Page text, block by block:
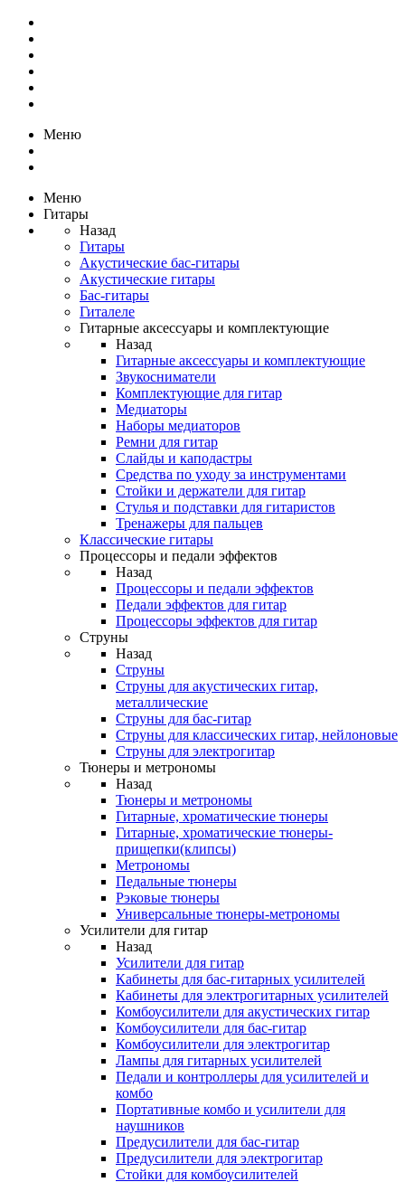
Меню
Меню
Гитары
Назад
Гитары
Акустические бас-гитары
Акустические гитары
Бас-гитары
Гиталеле
Гитарные аксессуары и комплектующие
Назад
Гитарные аксессуары и комплектующие
Звукосниматели
Комплектующие для гитар
Медиаторы
Наборы медиаторов
Ремни для гитар
Слайды и каподастры
Средства по уходу за инструментами
Стойки и держатели для гитар
Стулья и подставки для гитаристов
Тренажеры для пальцев
Классические гитары
Процессоры и педали эффектов
Назад
Процессоры и педали эффектов
Педали эффектов для гитар
Процессоры эффектов для гитар
Струны
Назад
Струны
Струны для акустических гитар,
металлические
Струны для бас-гитар
Струны для классических гитар, нейлоновые
Струны для электрогитар
Тюнеры и метрономы
Назад
Тюнеры и метрономы
Гитарные, хроматические тюнеры
Гитарные, хроматические тюнеры-
прищепки(клипсы)
Метрономы
Педальные тюнеры
Рэковые тюнеры
Универсальные тюнеры-метрономы
Усилители для гитар
Назад
Усилители для гитар
Кабинеты для бас-гитарных усилителей
Кабинеты для электрогитарных усилителей
Комбоусилители для акустических гитар
Комбоусилители для бас-гитар
Комбоусилители для электрогитар
Лампы для гитарных усилителей
Педали и контроллеры для усилителей и
комбо
Портативные комбо и усилители для
наушников
Предусилители для бас-гитар
Предусилители для электрогитар
Стойки для комбоусилителей